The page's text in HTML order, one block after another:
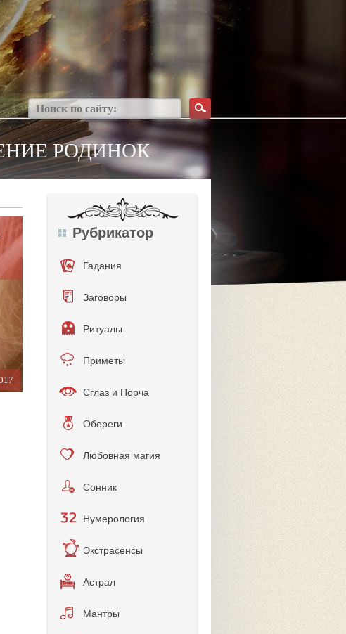
РОДИНОК
Рубрикатор
Гадания
Заговоры
Ритуалы
Приметы
Сглаз и Порча
Обереги
Любовная магия
Сонник
Нумерология
Экстрасенсы
Астрал
Мантры